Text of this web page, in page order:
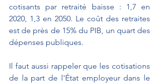
cotisants par retraité baisse : 1,7 en
2020, 1,3 en 2050. Le coût des retraites
est de près de 15% du PIB, un quart des
dépenses publiques.
Il faut aussi rappeler que les cotisations
de la part de l'État employeur dans le